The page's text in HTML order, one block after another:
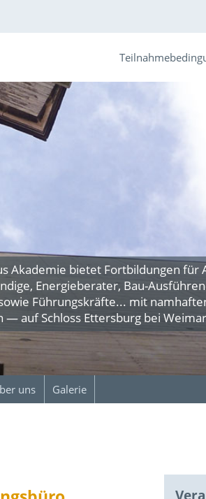
Akademie bietet Fortbildungen für
Energieberater, Bau-
Führungskräfte... mit
— auf Schloss Ettersburg bei
uns Galerie